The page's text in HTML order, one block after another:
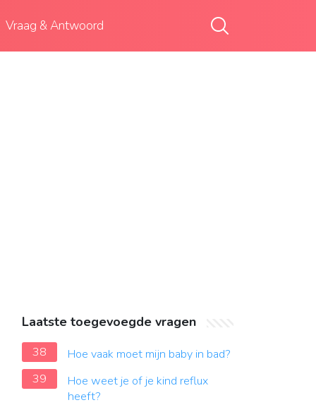
Vraag & Antwoord
Laatste toegevoegde vragen
38
Hoe vaak moet mijn baby in bad?
39
Hoe weet je of je kind reflux
heeft?